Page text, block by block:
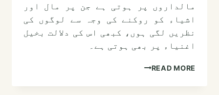
مالداروں پر ہوتی ہے جن پر مال اور
اشیاء کو روکنے کی وجہ سے لوگوں کی
نظریں لگی ہوں، کبھی اس کی دلالت بخیل
اغنیاء پر بھی ہوتی ہے۔
READ MOREخواب